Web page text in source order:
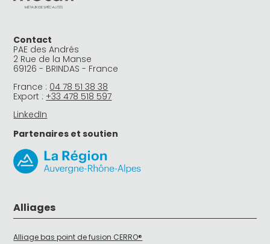
Contact
PAE des Andrés
2 Rue de la Manse
69126 - BRINDAS - France
France : 04 78 51 38 38
Export : +33 478 518 597
LinkedIn
Partenaires et soutien
Alliages
Alliage bas point de fusion CERRO®